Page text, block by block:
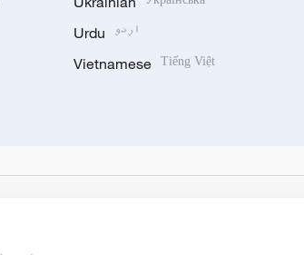
Urdu اردو
Vietnamese Tiếng Việt